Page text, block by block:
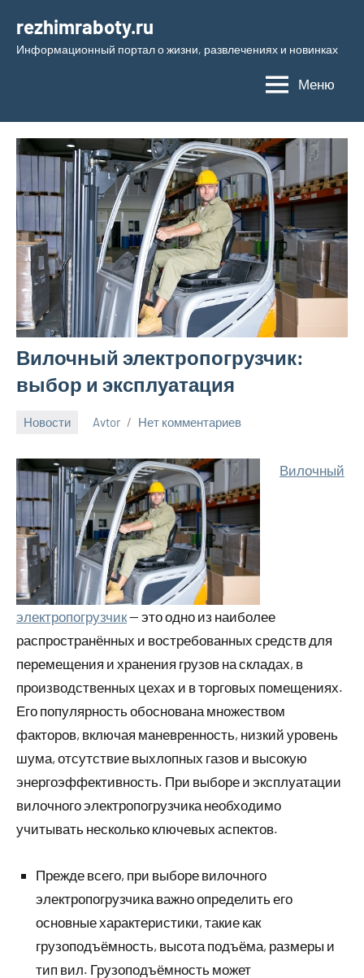
содержимому
rezhimraboty.ru
Информационный портал о жизни, развлечениях и новинках
Меню
Вилочный электропогрузчик:
выбор и эксплуатация
Новости
2024
Avtor Нет комментариев
Вилочный
электропогрузчик— это одно из наиболее
распространённых и востребованных средств для
перемещения и хранения грузов на складах, в
производственных цехах и в торговых помещениях.
Его популярность обоснована множеством
факторов, включая маневренность, низкий уровень
шума, отсутствие выхлопных газов и высокую
энергоэффективность. При выборе и эксплуатации
вилочного электропогрузчика необходимо
учитывать несколько ключевых аспектов.
Прежде всего, при выборе вилочного
электропогрузчика важно определить его
основные характеристики, такие как
грузоподъёмность, высота подъёма, размеры и
тип вил. Грузоподъёмность может